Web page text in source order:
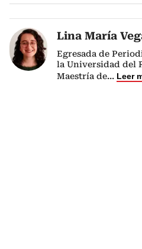
Lina María
Egresada de
la Universidad del
Maestría de... Leer